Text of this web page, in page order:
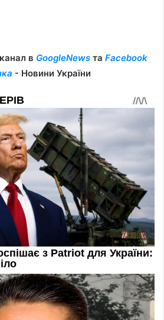
в GoogleNews та Facebook
- Новини України